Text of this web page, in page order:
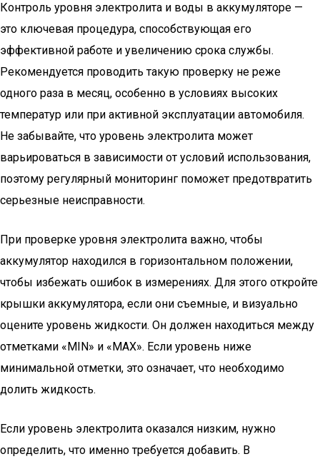
Контроль уровня электролита и воды в аккумуляторе —
это ключевая процедура, способствующая его
эффективной работе и увеличению срока службы.
Рекомендуется проводить такую проверку не реже
одного раза в месяц, особенно в условиях высоких
температур или при активной эксплуатации автомобиля.
Не забывайте, что уровень электролита может
варьироваться в зависимости от условий использования,
поэтому регулярный мониторинг поможет предотвратить
серьезные неисправности.
При проверке уровня электролита важно, чтобы
аккумулятор находился в горизонтальном положении,
чтобы избежать ошибок в измерениях. Для этого откройте
крышки аккумулятора, если они съемные, и визуально
оцените уровень жидкости. Он должен находиться между
отметками «MIN» и «MAX». Если уровень ниже
минимальной отметки, это означает, что необходимо
долить жидкость.
Если уровень электролита оказался низким, нужно
определить, что именно требуется добавить. В